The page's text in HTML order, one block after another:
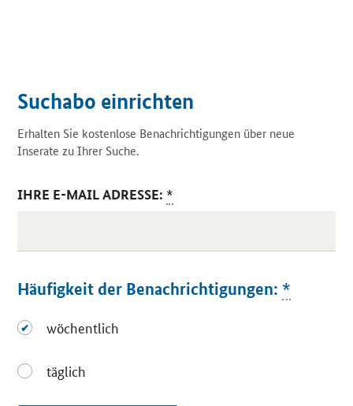
Suchabo einrichten
Erhalten Sie kostenlose Benachrichtigungen über neue
Inserate zu Ihrer Suche.
IHRE E-MAIL ADRESSE: *
Häufigkeit der Benachrichtigungen: *
wöchentlich
wöchentlich
täglich
täglich